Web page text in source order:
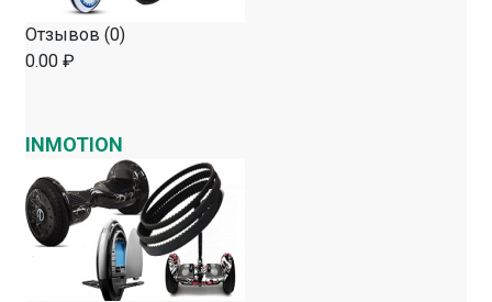
Отзывов (0)
0.00 ₽
INMOTION